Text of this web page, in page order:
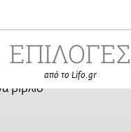
ΕΠΙΛΟΓΕΣ
από το Lifo.gr